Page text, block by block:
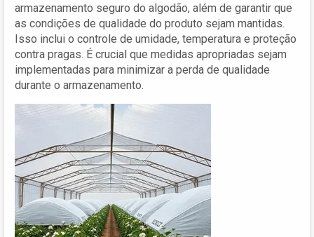
armazenamento seguro do algodão, além de garantir que
as condições de qualidade do produto sejam mantidas.
Isso inclui o controle de umidade, temperatura e proteção
contra pragas. É crucial que medidas apropriadas sejam
implementadas para minimizar a perda de qualidade
durante o armazenamento.